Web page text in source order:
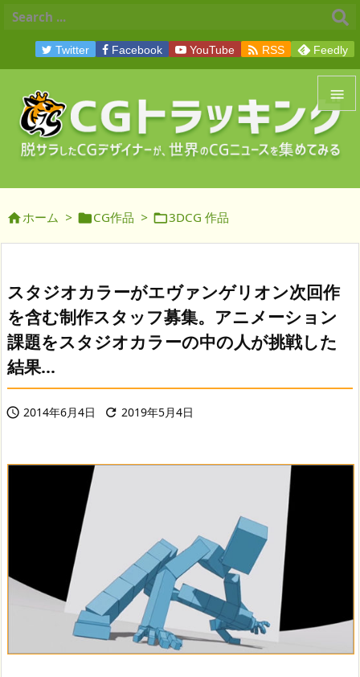


メニュ
前へ
次へ

Twitter Facebook YouTube  RSS Feedly
ホーム > CG作品 > 3DCG 作品
スタジオカラーがエヴァンゲリオン次回作
を含む制作スタッフ募集。アニメーション
課題をスタジオカラーの中の人が挑戦した
結果…
 2014年6月4日  2019年5月4日